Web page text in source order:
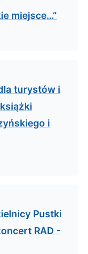
miejsce…”
turystów i
i
Pustki
RAD -